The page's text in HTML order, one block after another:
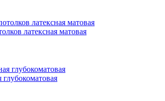
латексная матовая
глубокоматовая